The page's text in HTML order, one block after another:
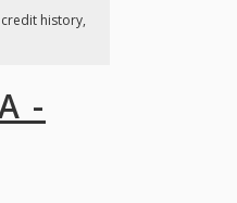
history,
-